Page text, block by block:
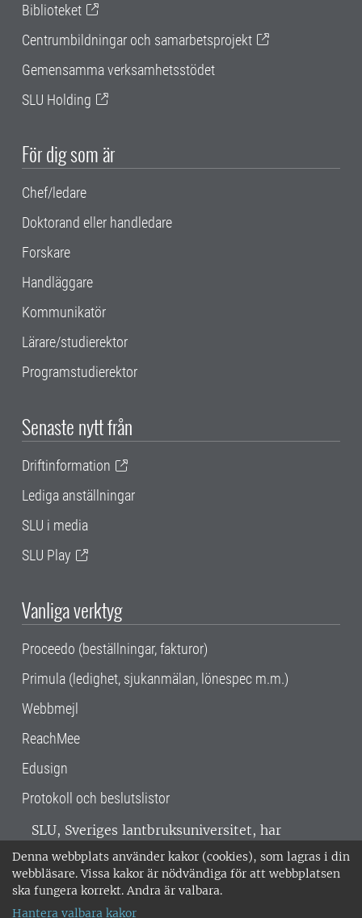
Denna webbplats använder kakor (cookies), som lagras i din
webbläsare. Vissa kakor är nödvändiga för att webbplatsen
ska fungera korrekt. Andra är valbara.
Hantera valbara kakor
Biblioteket
Centrumbildningar och samarbetsprojekt
Gemensamma verksamhetsstödet
SLU Holding
För dig som är
Chef/ledare
Doktorand eller handledare
Forskare
Handläggare
Kommunikatör
Lärare/studierektor
Programstudierektor
Senaste nytt från
Driftinformation
Lediga anställningar
SLU i media
SLU Play
Vanliga verktyg
Proceedo (beställningar, fakturor)
Primula (ledighet, sjukanmälan, lönespec m.m.)
Webbmejl
ReachMee
Edusign
Protokoll och beslutslistor
SLU, Sveriges lantbruksuniversitet, har
verksamhet över hela Sverige. Huvudorter är
Alnarp, Uppsala och Umeå.SLU är
miljöcertifierat enligt ISO 14001. •
018-67 10 00 • Org nr: 202100-2817 •